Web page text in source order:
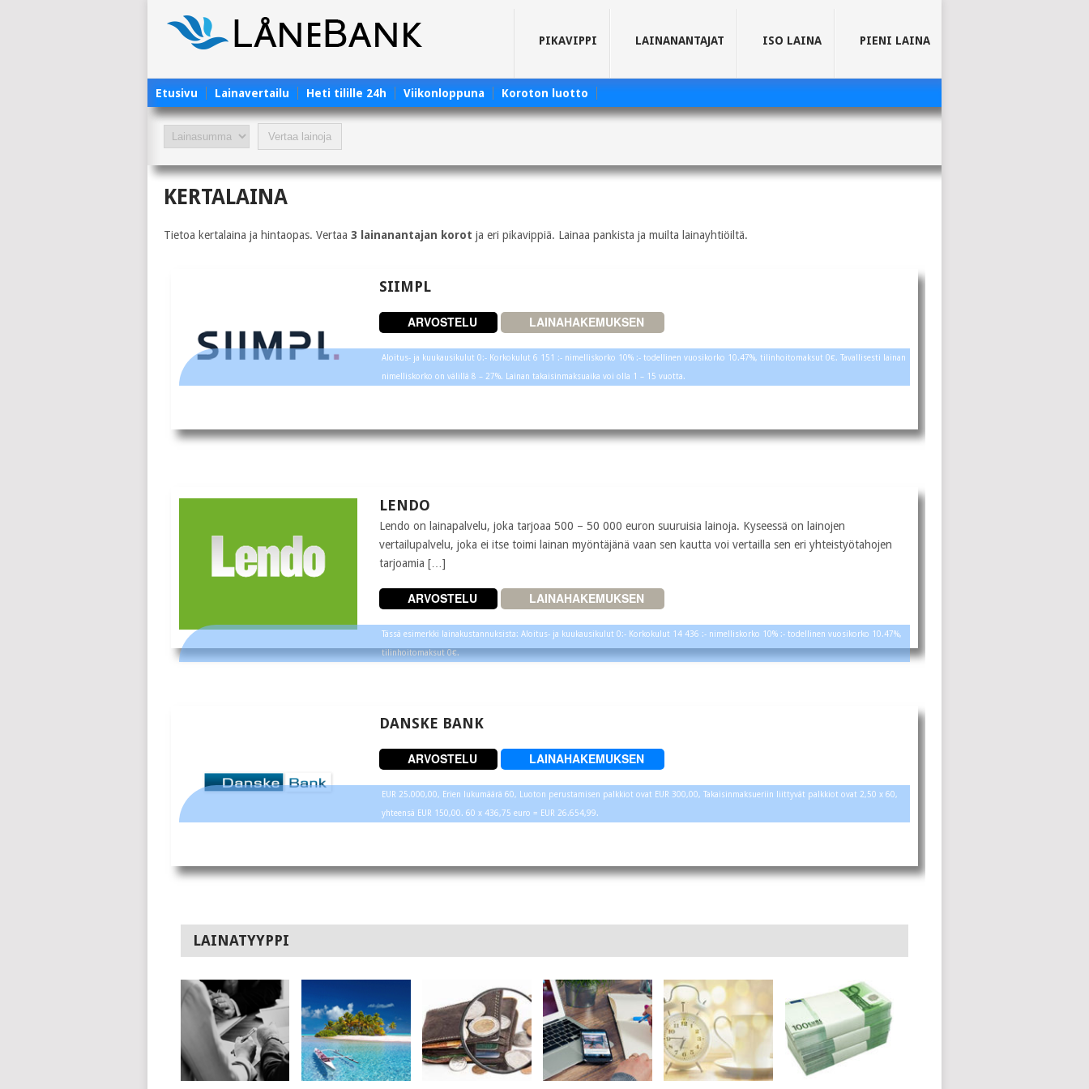
PIKAVIPPI LAINANANTAJAT ISO LAINA PIENI LAINA
Etusivu Lainavertailu Heti tilille 24h Viikonloppuna Koroton luotto
KERTALAINA
Tietoa kertalaina ja hintaopas. Vertaa 3 lainanantajan korot ja eri pikavippiä. Lainaa pankista ja muilta lainayhtiöiltä.
SIIMPL
ARVOSTELU LAINAHAKEMUKSEN
Aloitus- ja kuukausikulut 0:- Korkokulut 6 151 :- nimelliskorko 10% :- todellinen vuosikorko 10.47%, tilinhoitomaksut 0€. Tavallisesti lainan
nimelliskorko on välillä 8 – 27%. Lainan takaisinmaksuaika voi olla 1 – 15 vuotta.
LENDO
Lendo on lainapalvelu, joka tarjoaa 500 – 50 000 euron suuruisia lainoja. Kyseessä on lainojen
vertailupalvelu, joka ei itse toimi lainan myöntäjänä vaan sen kautta voi vertailla sen eri yhteistyötahojen
tarjoamia […]
ARVOSTELU LAINAHAKEMUKSEN
Tässä esimerkki lainakustannuksista: Aloitus- ja kuukausikulut 0:- Korkokulut 14 436 :- nimelliskorko 10% :- todellinen vuosikorko 10.47%,
tilinhoitomaksut 0€.
DANSKE BANK
ARVOSTELU LAINAHAKEMUKSEN
EUR 25.000,00, Erien lukumäärä 60, Luoton perustamisen palkkiot ovat EUR 300,00, Takaisinmaksueriin liittyvät palkkiot ovat 2,50 x 60,
yhteensä EUR 150,00. 60 x 436,75 euro = EUR 26.654,99.
LAINATYYPPI